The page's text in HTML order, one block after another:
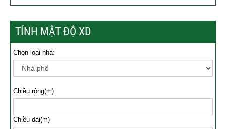
TÍNH MẬT ĐỘ XD
Chọn loại nhà:
Chiều rộng(m)
Chiều dài(m)